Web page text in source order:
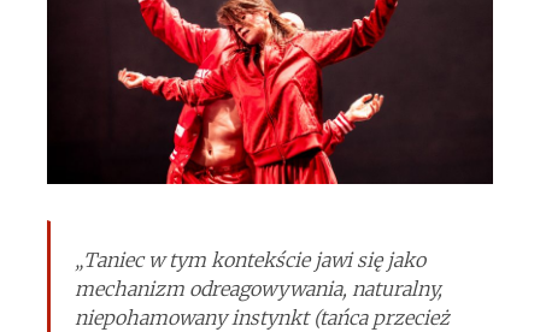
„Taniec w tym kontekście jawi się jako
mechanizm odreagowywania, naturalny,
niepohamowany instynkt (tańca przecież